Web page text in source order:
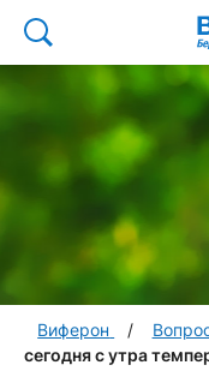
Виферон
сегодня с утра